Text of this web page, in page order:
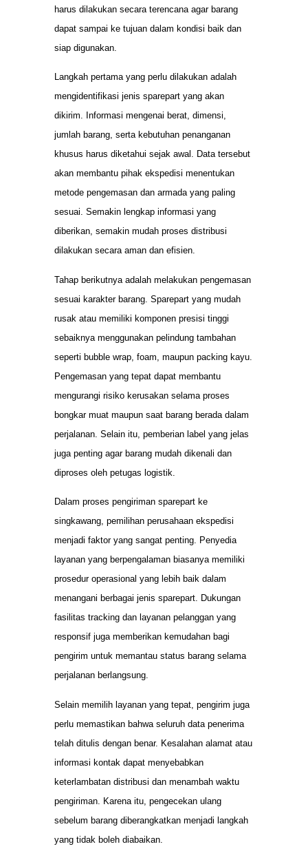
harus dilakukan secara terencana agar barang
dapat sampai ke tujuan dalam kondisi baik dan
siap digunakan.
Langkah pertama yang perlu dilakukan adalah
mengidentifikasi jenis sparepart yang akan
dikirim. Informasi mengenai berat, dimensi,
jumlah barang, serta kebutuhan penanganan
khusus harus diketahui sejak awal. Data tersebut
akan membantu pihak ekspedisi menentukan
metode pengemasan dan armada yang paling
sesuai. Semakin lengkap informasi yang
diberikan, semakin mudah proses distribusi
dilakukan secara aman dan efisien.
Tahap berikutnya adalah melakukan pengemasan
sesuai karakter barang. Sparepart yang mudah
rusak atau memiliki komponen presisi tinggi
sebaiknya menggunakan pelindung tambahan
seperti bubble wrap, foam, maupun packing kayu.
Pengemasan yang tepat dapat membantu
mengurangi risiko kerusakan selama proses
bongkar muat maupun saat barang berada dalam
perjalanan. Selain itu, pemberian label yang jelas
juga penting agar barang mudah dikenali dan
diproses oleh petugas logistik.
Dalam proses pengiriman sparepart ke
singkawang, pemilihan perusahaan ekspedisi
menjadi faktor yang sangat penting. Penyedia
layanan yang berpengalaman biasanya memiliki
prosedur operasional yang lebih baik dalam
menangani berbagai jenis sparepart. Dukungan
fasilitas tracking dan layanan pelanggan yang
responsif juga memberikan kemudahan bagi
pengirim untuk memantau status barang selama
perjalanan berlangsung.
Selain memilih layanan yang tepat, pengirim juga
perlu memastikan bahwa seluruh data penerima
telah ditulis dengan benar. Kesalahan alamat atau
informasi kontak dapat menyebabkan
keterlambatan distribusi dan menambah waktu
pengiriman. Karena itu, pengecekan ulang
sebelum barang diberangkatkan menjadi langkah
yang tidak boleh diabaikan.